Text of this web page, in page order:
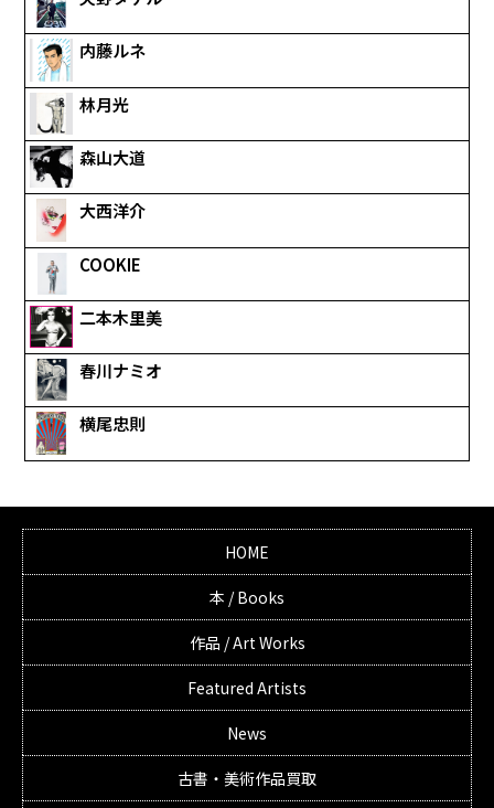
内藤ルネ
林月光
森山大道
大西洋介
COOKIE
二本木里美
春川ナミオ
横尾忠則
HOME
本 / Books
作品 / Art Works
Featured Artists
News
古書・美術作品買取